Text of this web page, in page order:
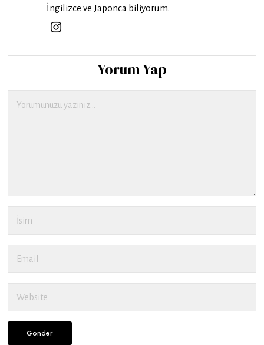
İngilizce ve Japonca biliyorum.
Yorum Yap